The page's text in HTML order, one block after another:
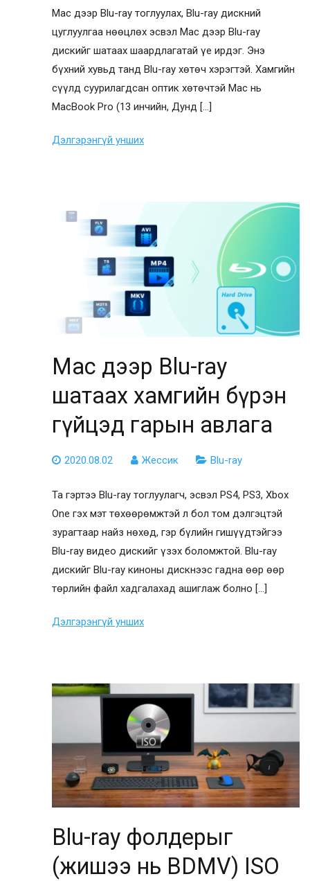
Mac дээр Blu-ray тоглуулах, Blu-ray дискний
цуглуулгаа нөөцлөх эсвэл Mac дээр Blu-ray
дискийг шатаах шаардлагатай үе ирдэг. Энэ
бүхний хувьд танд Blu-ray хөтөч хэрэгтэй. Хамгийн
сүүлд суурилагдсан оптик хөтөчтэй Mac нь
MacBook Pro (13 инчийн, Дунд [...]
Дэлгэрэнгүй унших
Mac дээр Blu-ray
шатаах хамгийн бүрэн
гүйцэд гарын авлага
2020.08.02 Жессик Blu-ray
Та гэртээ Blu-ray тоглуулагч, эсвэл PS4, PS3, Xbox
One гэх мэт төхөөрөмжтэй л бол том дэлгэцтэй
зурагтаар найз нөхөд, гэр бүлийн гишүүдтэйгээ
Blu-ray видео дискийг үзэх боломжтой. Blu-ray
дискийг Blu-ray киноны дискнээс гадна өөр өөр
төрлийн файл хадгалахад ашиглаж болно [...]
Дэлгэрэнгүй унших
Blu-ray фолдерыг
(жишээ нь BDMV) ISO